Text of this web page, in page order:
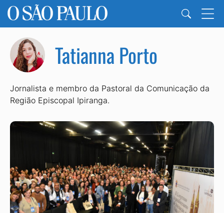
Tatianna Porto
Jornalista e membro da Pastoral da Comunicação da
Região Episcopal Ipiranga.